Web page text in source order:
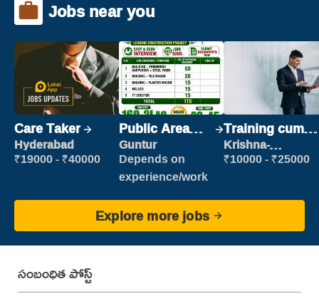
Jobs near you
Care Taker
Hyderabad
₹19000 - ₹40000
Public Area
Cleaner
Guntur
Depends on
experience/work
Training cum
Placement
Krishna-
vijayawada
₹10000 - ₹25000
Explore more jobs
సంబంధిత పోస్ట్